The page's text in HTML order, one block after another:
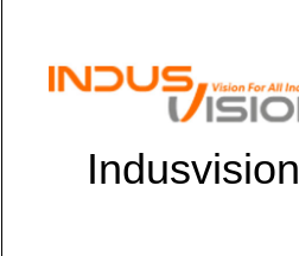
Indusvision